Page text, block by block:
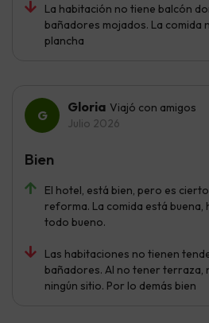
La habitación no tiene balcón
bañadores mojados. La comida
plancha
Gloria Viajó con amigos
Julio 2026
El hotel, está bien, pero es
reforma. La comida está buena,
todo bueno.
Las habitaciones no tienen
bañadores. Al no tener terraza,
ningún sitio. Por lo demás bien
Bien